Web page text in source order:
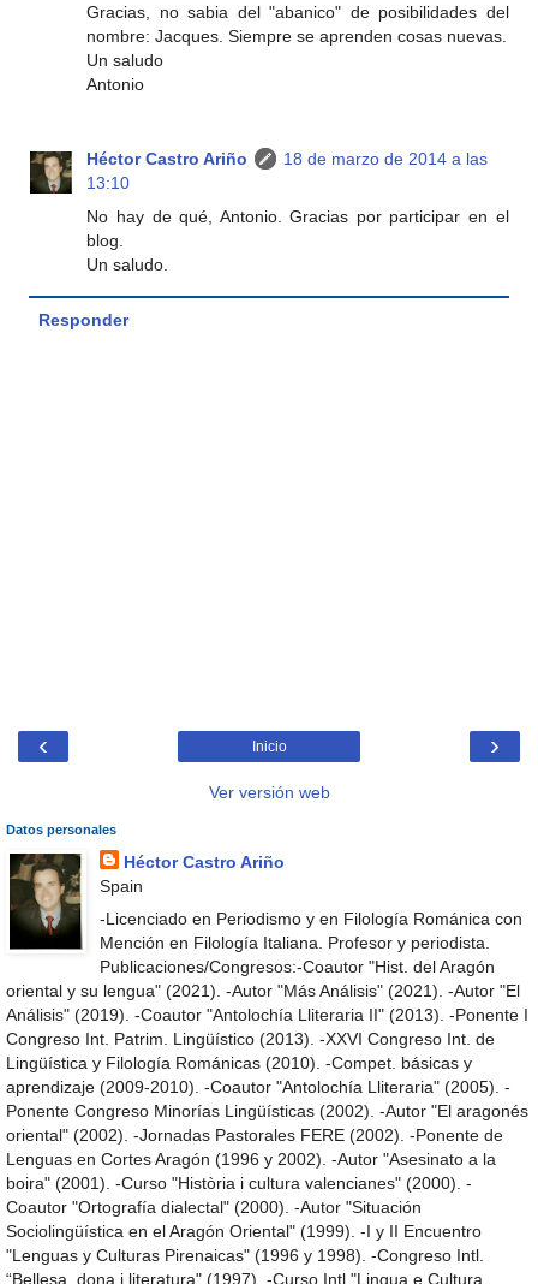
Gracias, no sabia del "abanico" de posibilidades del
nombre: Jacques. Siempre se aprenden cosas nuevas.
Un saludo
Antonio
Héctor Castro Ariño
18 de marzo de 2014 a las
13:10
No hay de qué, Antonio. Gracias por participar en el
blog.
Un saludo.
Responder
‹ ›
Inicio
Ver versión web
Datos personales
Héctor Castro Ariño
Spain
-Licenciado en Periodismo y en Filología Románica con
Mención en Filología Italiana. Profesor y periodista.
Publicaciones/Congresos:-Coautor "Hist. del Aragón
oriental y su lengua" (2021). -Autor "Más Análisis" (2021). -Autor "El
Análisis" (2019). -Coautor "Antolochía Lliteraria II" (2013). -Ponente I
Congreso Int. Patrim. Lingüístico (2013). -XXVI Congreso Int. de
Lingüística y Filología Románicas (2010). -Compet. básicas y
aprendizaje (2009-2010). -Coautor "Antolochía Lliteraria" (2005). -
Ponente Congreso Minorías Lingüísticas (2002). -Autor "El aragonés
oriental" (2002). -Jornadas Pastorales FERE (2002). -Ponente de
Lenguas en Cortes Aragón (1996 y 2002). -Autor "Asesinato a la
boira" (2001). -Curso "Història i cultura valencianes" (2000). -
Coautor "Ortografía dialectal" (2000). -Autor "Situación
Sociolingüística en el Aragón Oriental" (1999). -I y II Encuentro
"Lenguas y Culturas Pirenaicas" (1996 y 1998). -Congreso Intl.
“Bellesa, dona i literatura" (1997). -Curso Intl."Lingua e Cultura